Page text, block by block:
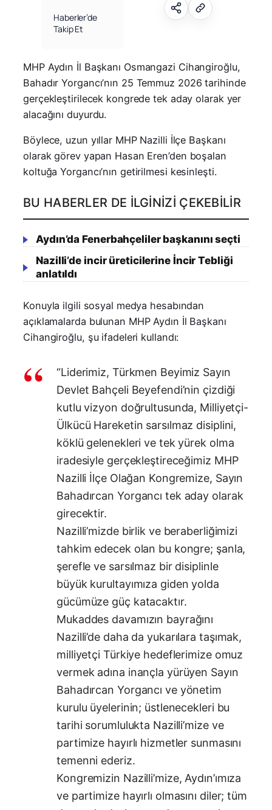
Haberler’de
Takip Et
MHP Aydın İl Başkanı Osmangazi Cihangiroğlu,
Bahadır Yorgancı’nın 25 Temmuz 2026 tarihinde
gerçekleştirilecek kongrede tek aday olarak yer
alacağını duyurdu.
Böylece, uzun yıllar MHP Nazilli İlçe Başkanı
olarak görev yapan Hasan Eren’den boşalan
koltuğa Yorgancı’nın getirilmesi kesinleşti.
BU HABERLER DE İLGINIZI ÇEKEBILIR
Aydın’da Fenerbahçeliler başkanını seçti
Nazilli’de incir üreticilerine İncir Tebliği
anlatıldı
Konuyla ilgili sosyal medya hesabından
açıklamalarda bulunan MHP Aydın İl Başkanı
Cihangiroğlu, şu ifadeleri kullandı:
“​Liderimiz, Türkmen Beyimiz Sayın
Devlet Bahçeli Beyefendi’nin çizdiği
kutlu vizyon doğrultusunda, Milliyetçi-
Ülkücü Hareketin sarsılmaz disiplini,
köklü gelenekleri ve tek yürek olma
iradesiyle gerçekleştireceğimiz MHP
Nazilli İlçe Olağan Kongremize, Sayın
Bahadırcan Yorgancı tek aday olarak
girecektir.
​Nazilli’mizde birlik ve beraberliğimizi
tahkim edecek olan bu kongre; şanla,
şerefle ve sarsılmaz bir disiplinle
büyük kurultayımıza giden yolda
gücümüze güç katacaktır.
​Mukaddes davamızın bayrağını
Nazilli’de daha da yukarılara taşımak,
milliyetçi Türkiye hedeflerimize omuz
vermek adına inançla yürüyen Sayın
Bahadırcan Yorgancı ve yönetim
kurulu üyelerinin; üstlenecekleri bu
tarihi sorumlulukta Nazilli’mize ve
partimize hayırlı hizmetler sunmasını
temenni ederiz.
​Kongremizin Nazilli’mize, Aydın’ımıza
ve partimize hayırlı olmasını diler; tüm